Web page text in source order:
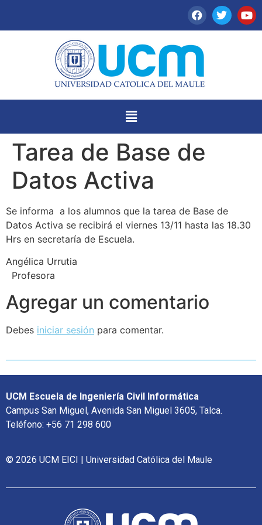
Tarea de Base de
Datos Activa
Se informa a los alumnos que la tarea de Base de
Datos Activa se recibirá el viernes 13/11 hasta las 18.30
Hrs en secretaría de Escuela.
Angélica Urrutia
Profesora
Agregar un comentario
Debes iniciar sesión para comentar.
UCM Escuela de Ingeniería Civil Informática
Campus San Miguel, Avenida San Miguel 3605, Talca.
Teléfono: +56 71 298 600
© 2026 UCM EICI | Universidad Católica del Maule